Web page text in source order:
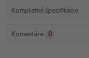
Kompletné špecifikácie
Komentáre 0